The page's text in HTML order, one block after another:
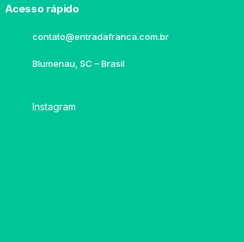
Acesso rápido
contato@entradafranca.com.br
Blumenau, SC – Brasil
Instagram